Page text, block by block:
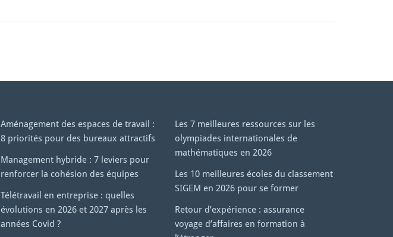
Aménagement des espaces de travail :
8 priorités pour des bureaux attractifs
Management hybride : 7 leviers pour
renforcer la cohésion des équipes
Télétravail en entreprise : quelles
évolutions en 2026 et 2027 après les
années Covid ?
Les 7 meilleures ressources sur les
olympiades internationales de
mathématiques en 2026
Les 10 meilleures écoles du classement
SIGEM en 2026 pour se former
Retour d’expérience : assurance
voyage d’affaires en formation à